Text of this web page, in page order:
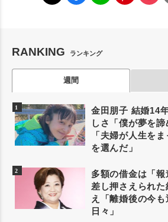
RANKING ランキング
週間
金田朋子 結婚14
しさ「僕が夢を
「夫婦が人生を
を選んだ」
多額の借金は「
差し押さえられ
え「離婚後の今
日々」